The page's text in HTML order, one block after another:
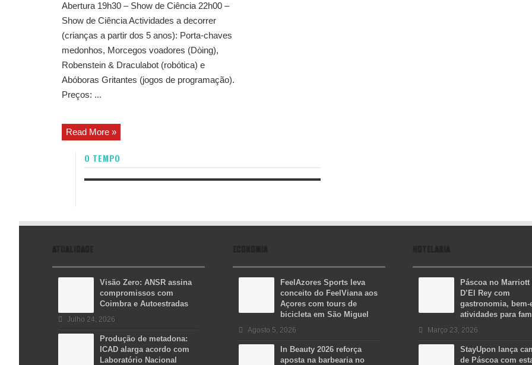
Abertura 19h30 – Show de Ciência 22h00 –
Show de Ciência Actividades a decorrer
(crianças a partir dos 5 anos): Porta-chaves
medonhos, Morcegos voadores (Dòing),
Robenstein & Draculabot (robótica) e
Abóboras Gritantes (jogos de programação).
Preços: ...
Read More »
O TEMPO
ATUALIDADE
Visão Zero: ANSR assina
compromissos com
Coimbra e Autoestradas
Julho 24, 2026
Produção de metadona:
ICAD alarga acordo com
Laboratório Nacional
ECONOMIA
FeelAzores Sports leva
conceito do FeelViana aos
Açores com tours de
bicicleta em São Miguel
Agosto 5, 2026
In Beauty 2026 reforça
aposta na barbearia no
HOTELARIA
Páscoa no Marriott
D’El Rey com
gastronomia, bem-
atividades para
Março 23, 2026
StayUpon lança
de Páscoa com